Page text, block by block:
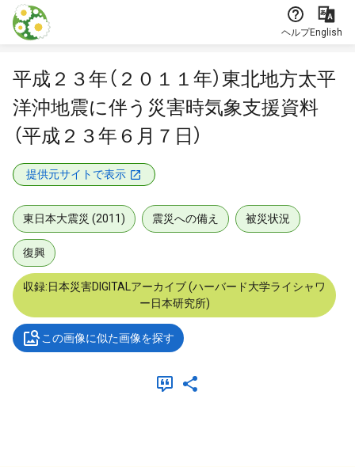
本文に飛ぶ
ヘルプEnglish
平成２３年（２０１１年）東北地方太平
洋沖地震に伴う災害時気象支援資料
（平成２３年６月７日）
提供元サイトで表示
東日本大震災 (2011) 震災への備え 被災状況
復興
収録:日本災害DIGITALアーカイブ (ハーバード大学ライシャワ
ー日本研究所)
この画像に似た画像を探す